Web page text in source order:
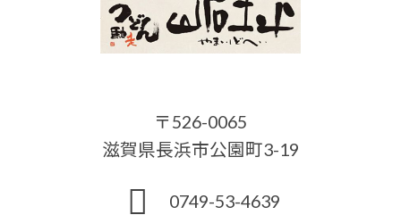
〒526-0065
滋賀県長浜市公園町3-19
0749-53-4639